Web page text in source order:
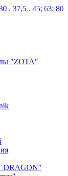
. 37,5 . 45; 63; 80
"ZOTA"
DRAGON"